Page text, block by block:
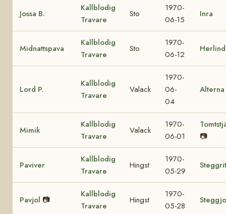
Jossa B.
Kallblodig
Travare
Sto
1970-
06-15
Inra
Midnattspava
Kallblodig
Travare
Sto
1970-
06-12
Lord P.
Kallblodig
Travare
Valack
1970-
06-
04
Alterna
Mimik
Kallblodig
Travare
Valack
1970-
06-01
📷
Paviver
Kallblodig
Travare
Hingst
1970-
05-29
Pavjol 📷
Kallblodig
Travare
Hingst
1970-
05-28